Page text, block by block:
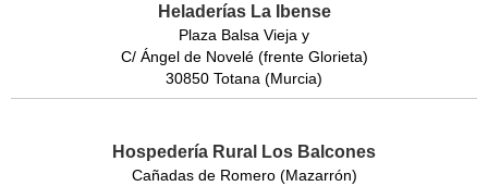
Heladerías La Ibense
Plaza Balsa Vieja y
C/ Ángel de Novelé (frente Glorieta)
30850 Totana (Murcia)
Hospedería Rural Los Balcones
Cañadas de Romero (Mazarrón)